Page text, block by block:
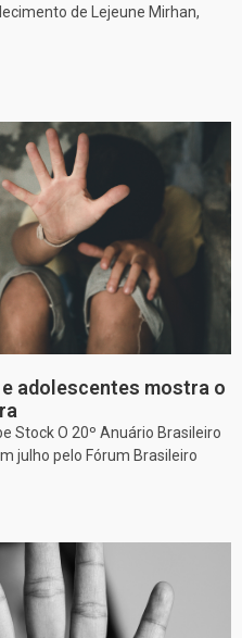
de Lejeune Mirhan,
adolescentes mostra o
Stock O 20º Anuário Brasileiro
julho pelo Fórum Brasileiro